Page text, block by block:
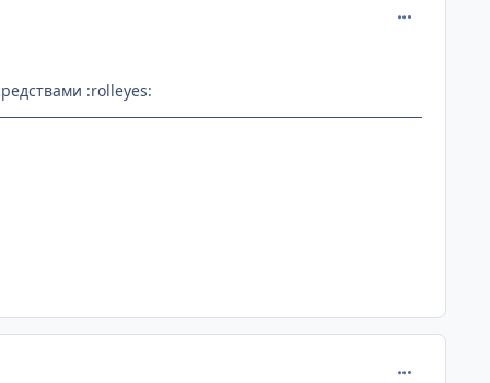
:rolleyes: